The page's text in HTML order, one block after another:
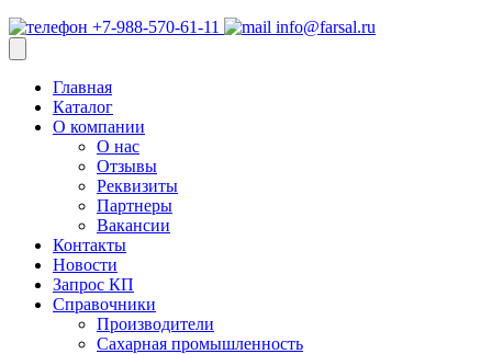
+7-988-570-61-11
info@farsal.ru
Главная
Каталог
О компании
О нас
Отзывы
Реквизиты
Партнеры
Вакансии
Контакты
Новости
Запрос КП
Справочники
Производители
Сахарная промышленность